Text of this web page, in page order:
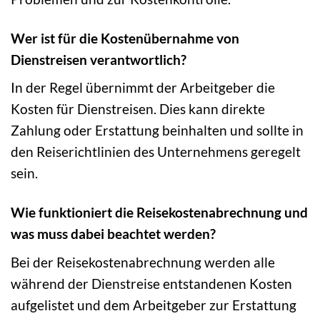
Wer ist für die Kostenübernahme von
Dienstreisen verantwortlich?
In der Regel übernimmt der Arbeitgeber die
Kosten für Dienstreisen. Dies kann direkte
Zahlung oder Erstattung beinhalten und sollte in
den Reiserichtlinien des Unternehmens geregelt
sein.
Wie funktioniert die Reisekostenabrechnung und
was muss dabei beachtet werden?
Bei der Reisekostenabrechnung werden alle
während der Dienstreise entstandenen Kosten
aufgelistet und dem Arbeitgeber zur Erstattung